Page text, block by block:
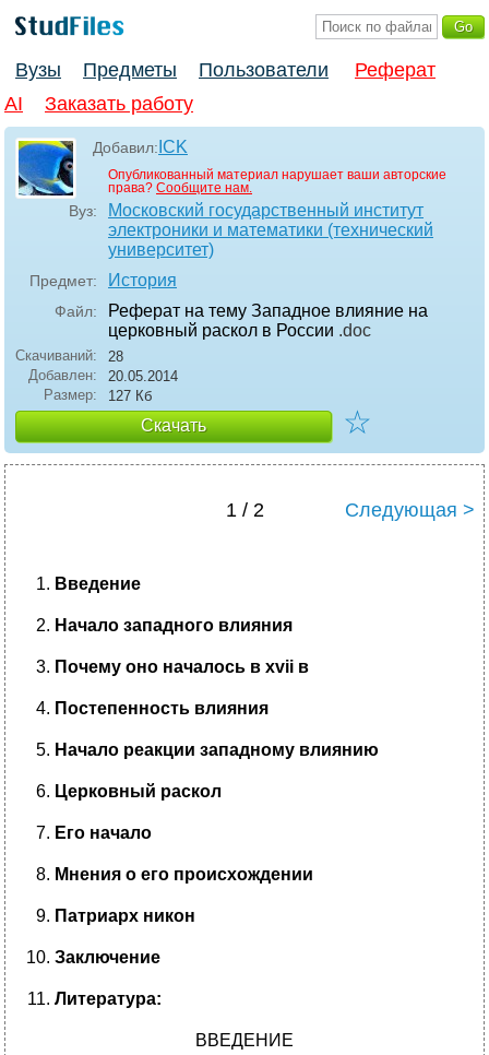
Вузы Предметы Пользователи
Реферат
AI
Заказать работу
Добавил: ICK
Опубликованный материал нарушает ваши авторские
права? Сообщите нам.
Вуз:
Московский государственный институт
электроники и математики (технический
университет)
Предмет: История
Файл:
Реферат на тему Западное влияние на
церковный раскол в России .doc
Скачиваний:
28
Добавлен:
20.05.2014
Размер:
127 Кб
Скачать ☆
1 / 2 Следующая >
Введение
Начало западного влияния
Почему оно началось в xvii в
Постепенность влияния
Начало реакции западному влиянию
Церковный раскол
Его начало
Мнения о его происхождении
Патриарх никон
Заключение
Литература:
ВВЕДЕНИЕ